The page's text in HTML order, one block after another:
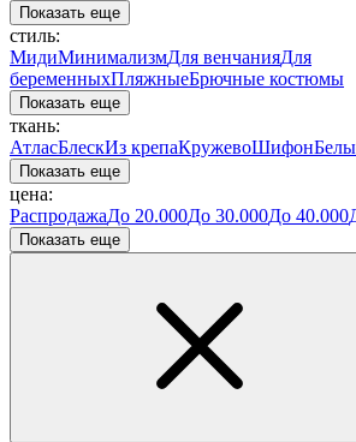
Показать еще
стиль:
МидиМинимализмДля венчанияДля
беременныхПляжныеБрючные костюмы
Показать еще
ткань:
АтласБлескИз крепаКружевоШифон
Показать еще
цена:
РаспродажаДо 20.000До 30.000До 40.000
Показать еще